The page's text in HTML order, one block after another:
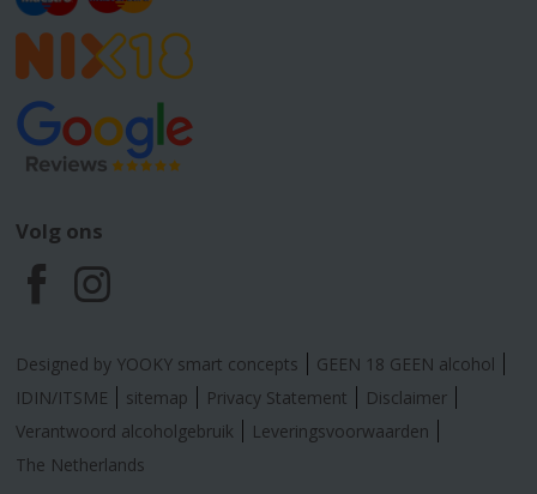
Volg ons
F
a
c
e
I
n
s
t
Designed by YOOKY smart concepts
GEEN 18 GEEN alcohol
IDIN/ITSME
sitemap Privacy Statement
Disclaimer
Verantwoord alcoholgebruik
Leveringsvoorwaarden
The Netherlands